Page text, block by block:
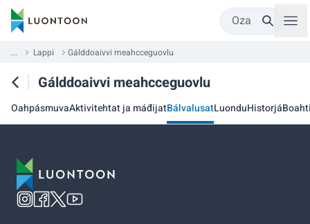
Oza
... Lappi Gálddoaivvi meahcceguovlu
Gálddoaivvi meahcceguovlu
OahpásmuvaAktivitehtat ja máđijatBálvalusatLuonduHistorjá